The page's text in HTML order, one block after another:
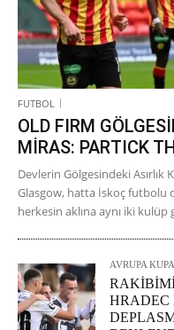
FUTBOL
OLD FIRM
MİRAS: PARTICK
Devlerin Gölgesindeki Asırlık
Glasgow, hatta İskoç futbolu
herkesin aklına aynı iki kulüp
AVRUPA
HRADEC